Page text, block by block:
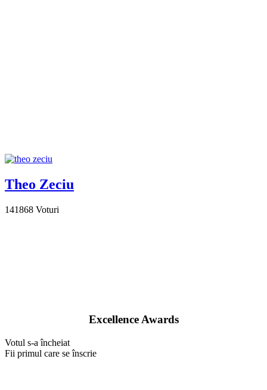
Theo Zeciu
141868 Voturi
Excellence Awards
Votul s-a încheiat
Fii primul care se înscrie